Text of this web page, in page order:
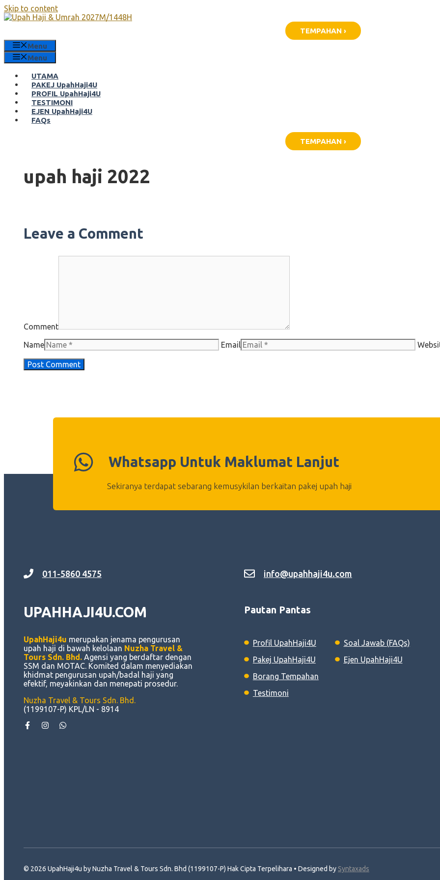
Skip to content
TEMPAHAN ›
Menu
Menu
UTAMA
PAKEJ UpahHaji4U
PROFIL UpahHaji4U
TESTIMONI
EJEN UpahHaji4U
FAQs
TEMPAHAN ›
upah haji 2022
Leave a Comment
Comment
Name Email
Whatsapp Untuk Maklumat Lanjut
Sekiranya terdapat sebarang kemusykilan berkaitan pakej upah haji
011-5860 4575 info@upahhaji4u.com
UPAHHAJI4U.COM
UpahHaji4u merupakan jenama pengurusan
upah haji di bawah kelolaan Nuzha Travel &
Tours Sdn. Bhd. Agensi yang berdaftar dengan
SSM dan MOTAC. Komited dalam menyediakan
khidmat pengurusan upah/badal haji yang
efektif, meyakinkan dan menepati prosedur.
Nuzha Travel & Tours Sdn. Bhd.
(1199107-P) KPL/LN - 8914
Pautan Pantas
Profil UpahHaji4U
Pakej UpahHaji4U
Borang Tempahan
Testimoni
Soal Jawab (FAQs)
Ejen UpahHaji4U
© 2026 UpahHaji4u by Nuzha Travel & Tours Sdn. Bhd (1199107-P) Hak Cipta Terpelihara • Designed by Syntaxads